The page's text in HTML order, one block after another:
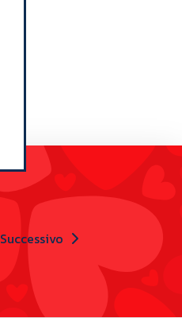
Successivo